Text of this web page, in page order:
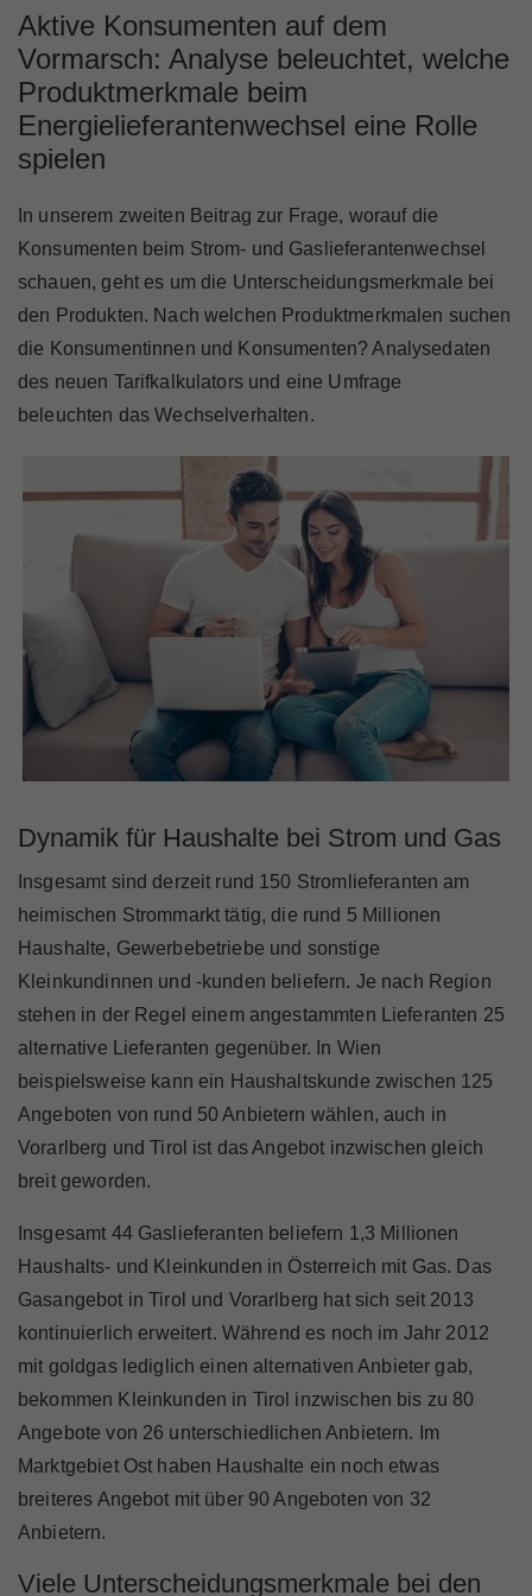
Marktteilnehmer
Über Uns
Aktive Konsumenten auf dem
Vormarsch: Analyse beleuchtet, welche
Produktmerkmale beim
Energielieferantenwechsel eine Rolle
spielen
In unserem zweiten Beitrag zur Frage, worauf die
Konsumenten beim Strom- und Gaslieferantenwechsel
schauen, geht es um die Unterscheidungsmerkmale bei
den Produkten. Nach welchen Produktmerkmalen suchen
die Konsumentinnen und Konsumenten? Analysedaten
des neuen Tarifkalkulators und eine Umfrage
beleuchten das Wechselverhalten.
Dynamik für Haushalte bei Strom und Gas
Insgesamt sind derzeit rund 150 Stromlieferanten am
heimischen Strommarkt tätig, die rund 5 Millionen
Haushalte, Gewerbebetriebe und sonstige
Kleinkundinnen und -kunden beliefern. Je nach Region
stehen in der Regel einem angestammten Lieferanten 25
alternative Lieferanten gegenüber. In Wien
beispielsweise kann ein Haushaltskunde zwischen 125
Angeboten von rund 50 Anbietern wählen, auch in
Vorarlberg und Tirol ist das Angebot inzwischen gleich
breit geworden.
Insgesamt 44 Gaslieferanten beliefern 1,3 Millionen
Haushalts- und Kleinkunden in Österreich mit Gas. Das
Gasangebot in Tirol und Vorarlberg hat sich seit 2013
kontinuierlich erweitert. Während es noch im Jahr 2012
mit goldgas lediglich einen alternativen Anbieter gab,
bekommen Kleinkunden in Tirol inzwischen bis zu 80
Angebote von 26 unterschiedlichen Anbietern. Im
Marktgebiet Ost haben Haushalte ein noch etwas
breiteres Angebot mit über 90 Angeboten von 32
Anbietern.
Viele Unterscheidungsmerkmale bei den